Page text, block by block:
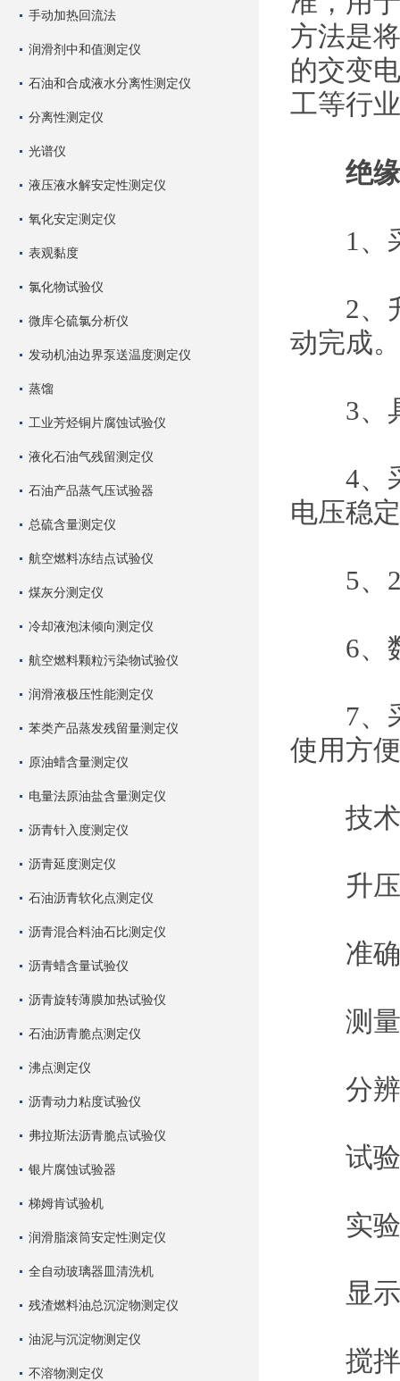
手动加热回流法
润滑剂中和值测定仪
石油和合成液水分离性测定仪
分离性测定仪
光谱仪
液压液水解安定性测定仪
氧化安定测定仪
表观黏度
氯化物试验仪
微库仑硫氯分析仪
发动机油边界泵送温度测定仪
蒸馏
工业芳烃铜片腐蚀试验仪
液化石油气残留测定仪
石油产品蒸气压试验器
总硫含量测定仪
航空燃料冻结点试验仪
煤灰分测定仪
冷却液泡沫倾向测定仪
航空燃料颗粒污染物试验仪
润滑液极压性能测定仪
苯类产品蒸发残留量测定仪
原油蜡含量测定仪
电量法原油盐含量测定仪
沥青针入度测定仪
沥青延度测定仪
石油沥青软化点测定仪
沥青混合料油石比测定仪
沥青蜡含量试验仪
沥青旋转薄膜加热试验仪
石油沥青脆点测定仪
沸点测定仪
沥青动力粘度试验仪
弗拉斯法沥青脆点试验仪
银片腐蚀试验器
梯姆肯试验机
润滑脂滚筒安定性测定仪
全自动玻璃器皿清洗机
残渣燃料油总沉淀物测定仪
油泥与沉淀物测定仪
不溶物测定仪
方法是
的交变
工等行
绝
1、采
2、升
动完成。
3、具
4、采
电压稳
5、
6、数
7、采
使用方
技术
升压
准确
测量
分辨
试验
实验
显示
搅拌